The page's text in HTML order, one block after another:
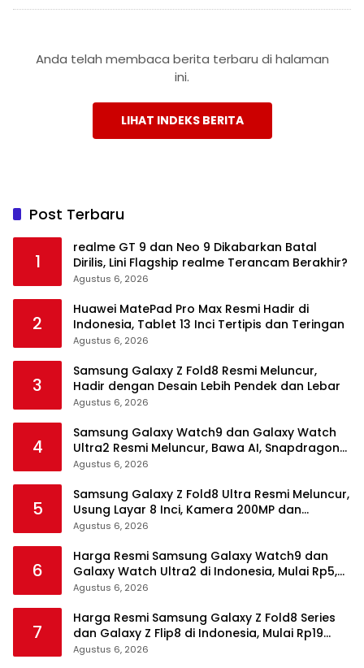
Anda telah membaca berita terbaru di halaman
ini.
LIHAT INDEKS BERITA
Post Terbaru
1
realme GT 9 dan Neo 9 Dikabarkan Batal
Dirilis, Lini Flagship realme Terancam Berakhir?
Agustus 6, 2026
2
Huawei MatePad Pro Max Resmi Hadir di
Indonesia, Tablet 13 Inci Tertipis dan Teringan
Agustus 6, 2026
3
Samsung Galaxy Z Fold8 Resmi Meluncur,
Hadir dengan Desain Lebih Pendek dan Lebar
Agustus 6, 2026
4
Samsung Galaxy Watch9 dan Galaxy Watch
Ultra2 Resmi Meluncur, Bawa AI, Snapdragon
Wear Elite, dan Fitur Kesehatan Baru
Agustus 6, 2026
5
Samsung Galaxy Z Fold8 Ultra Resmi Meluncur,
Usung Layar 8 Inci, Kamera 200MP dan
Snapdragon 8 Elite Gen 5
Agustus 6, 2026
6
Harga Resmi Samsung Galaxy Watch9 dan
Galaxy Watch Ultra2 di Indonesia, Mulai Rp5,9
Jutaan
Agustus 6, 2026
7
Harga Resmi Samsung Galaxy Z Fold8 Series
dan Galaxy Z Flip8 di Indonesia, Mulai Rp19
Jutaan
Agustus 6, 2026